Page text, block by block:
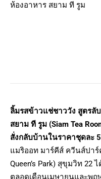
ห้องอาหาร สยาม ที รูม
ลิ้มรสข้าวแช่ชาววัง สูตรลั
สยาม ที รูม (Siam Tea
สั่งกลับบ้านในราคาชุดละ
แมริออท มาร์คีส์ ควีนส์ปาร์
Queen’s Park) สุขุมวิท 22
ตลอดเดือนเมษายนและพฤ